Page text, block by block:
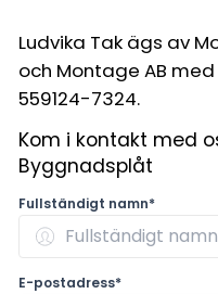
Ludvika Tak ägs av
och Montage AB
559124-7324.
Kom i kontakt med
Byggnadsplåt
Fullständigt namn*
E-postadress*